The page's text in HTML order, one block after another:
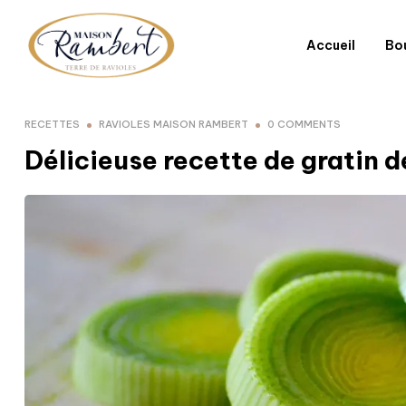
Accueil
RECETTES RAVIOLES MAISON RAMBERT 0 COMMENTS
Délicieuse recette de gratin